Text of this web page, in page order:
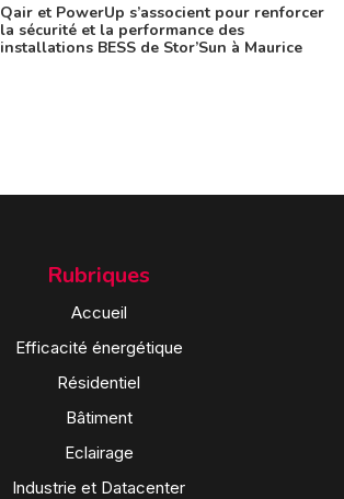
Qair et PowerUp s’associent pour renforcer
la sécurité et la performance des
installations BESS de Stor’Sun à Maurice
Rubriques
Accueil
Efficacité énergétique
Résidentiel
Bâtiment
Eclairage
Industrie et Datacenter